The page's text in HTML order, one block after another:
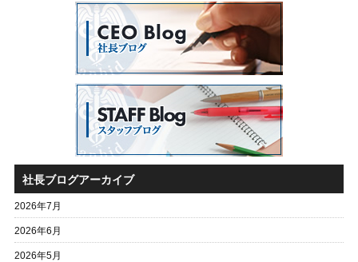
社長ブログアーカイブ
2026年7月
2026年6月
2026年5月